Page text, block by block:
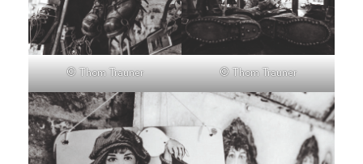
© Thom Trauner © Thom Trauner